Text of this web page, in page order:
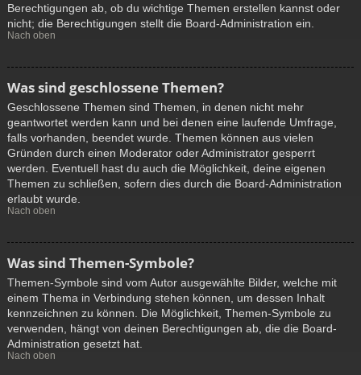
Berechtigungen ab, ob du wichtige Themen erstellen kannst oder
nicht; die Berechtigungen stellt die Board-Administration ein.
Nach oben
Was sind geschlossene Themen?
Geschlossene Themen sind Themen, in denen nicht mehr
geantwortet werden kann und bei denen eine laufende Umfrage,
falls vorhanden, beendet wurde. Themen können aus vielen
Gründen durch einen Moderator oder Administrator gesperrt
werden. Eventuell hast du auch die Möglichkeit, deine eigenen
Themen zu schließen, sofern dies durch die Board-Administration
erlaubt wurde.
Nach oben
Was sind Themen-Symbole?
Themen-Symbole sind vom Autor ausgewählte Bilder, welche mit
einem Thema in Verbindung stehen können, um dessen Inhalt
kennzeichnen zu können. Die Möglichkeit, Themen-Symbole zu
verwenden, hängt von deinen Berechtigungen ab, die die Board-
Administration gesetzt hat.
Nach oben